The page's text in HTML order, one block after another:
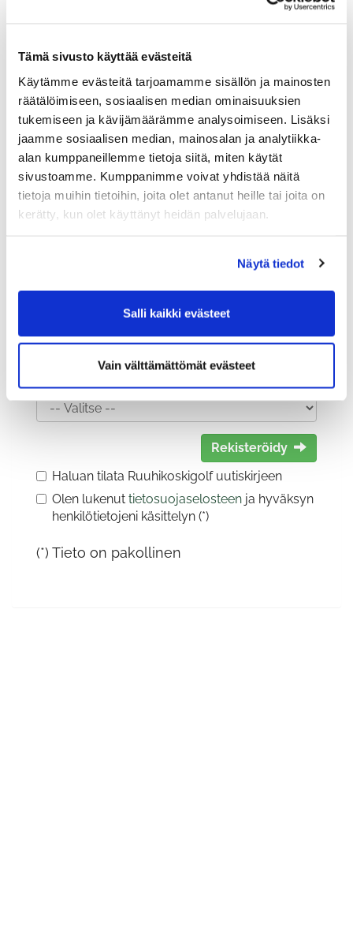
Tämä sivusto käyttää evästeitä
Käytämme evästeitä tarjoamamme sisällön ja mainosten
räätälöimiseen, sosiaalisen median ominaisuuksien
tukemiseen ja kävijämäärämme analysoimiseen. Lisäksi
jaamme sosiaalisen median, mainosalan ja analytiikka-
alan kumppaneillemme tietoja siitä, miten käytät
sivustoamme. Kumppanimme voivat yhdistää näitä
tietoja muihin tietoihin, joita olet antanut heille tai joita on
kerätty, kun olet käyttänyt heidän palvelujaan.
Näytä tiedot
Salli kaikki evästeet
Vain välttämättömät evästeet
Valitse seura:
Jäsennumero:
Lisätiedot
Sukupuoli:
Rekisteröidy
Haluan tilata Ruuhikoskigolf uutiskirjeen
Olen lukenut tietosuojaselosteen ja hyväksyn
henkilötietojeni käsittelyn (*)
(*) Tieto on pakollinen